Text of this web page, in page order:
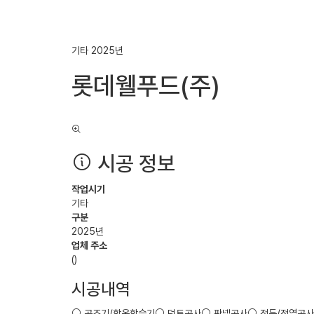
기타 2025년
롯데웰푸드(주)
시공 정보
작업시기
기타
구분
2025년
업체 주소
()
시공내역